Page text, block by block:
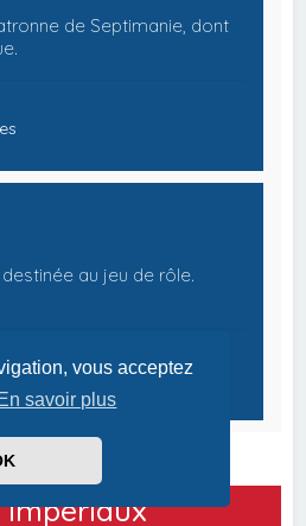
vous acceptez
En savoir plus
de Septimanie, dont
au jeu de rôle.